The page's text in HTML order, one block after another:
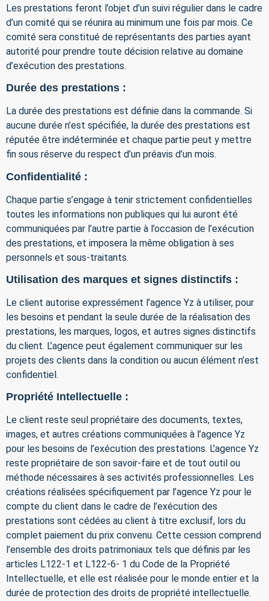
Les prestations feront l’objet d’un suivi régulier dans le cadre
d’un comité qui se réunira au minimum une fois par mois. Ce
comité sera constitué de représentants des parties ayant
autorité pour prendre toute décision relative au domaine
d’exécution des prestations.
Durée des prestations :
La durée des prestations est définie dans la commande. Si
aucune durée n’est spécifiée, la durée des prestations est
réputée être indéterminée et chaque partie peut y mettre
fin sous réserve du respect d’un préavis d’un mois.
Confidentialité :
Chaque partie s’engage à tenir strictement confidentielles
toutes les informations non publiques qui lui auront été
communiquées par l’autre partie à l’occasion de l’exécution
des prestations, et imposera la même obligation à ses
personnels et sous-traitants.
Utilisation des marques et signes distinctifs :
Le client autorise expressément l’agence Yz à utiliser, pour
les besoins et pendant la seule durée de la réalisation des
prestations, les marques, logos, et autres signes distinctifs
du client. L’agence peut également communiquer sur les
projets des clients dans la condition ou aucun élément n’est
confidentiel.
Propriété Intellectuelle :
Le client reste seul propriétaire des documents, textes,
images, et autres créations communiquées à l’agence Yz
pour les besoins de l’exécution des prestations. L’agence Yz
reste propriétaire de son savoir-faire et de tout outil ou
méthode nécessaires à ses activités professionnelles. Les
créations réalisées spécifiquement par l’agence Yz pour le
compte du client dans le cadre de l’exécution des
prestations sont cédées au client à titre exclusif, lors du
complet paiement du prix convenu. Cette cession comprend
l’ensemble des droits patrimoniaux tels que définis par les
articles L122-1 et L122-6- 1 du Code de la Propriété
Intellectuelle, et elle est réalisée pour le monde entier et la
durée de protection des droits de propriété intellectuelle.